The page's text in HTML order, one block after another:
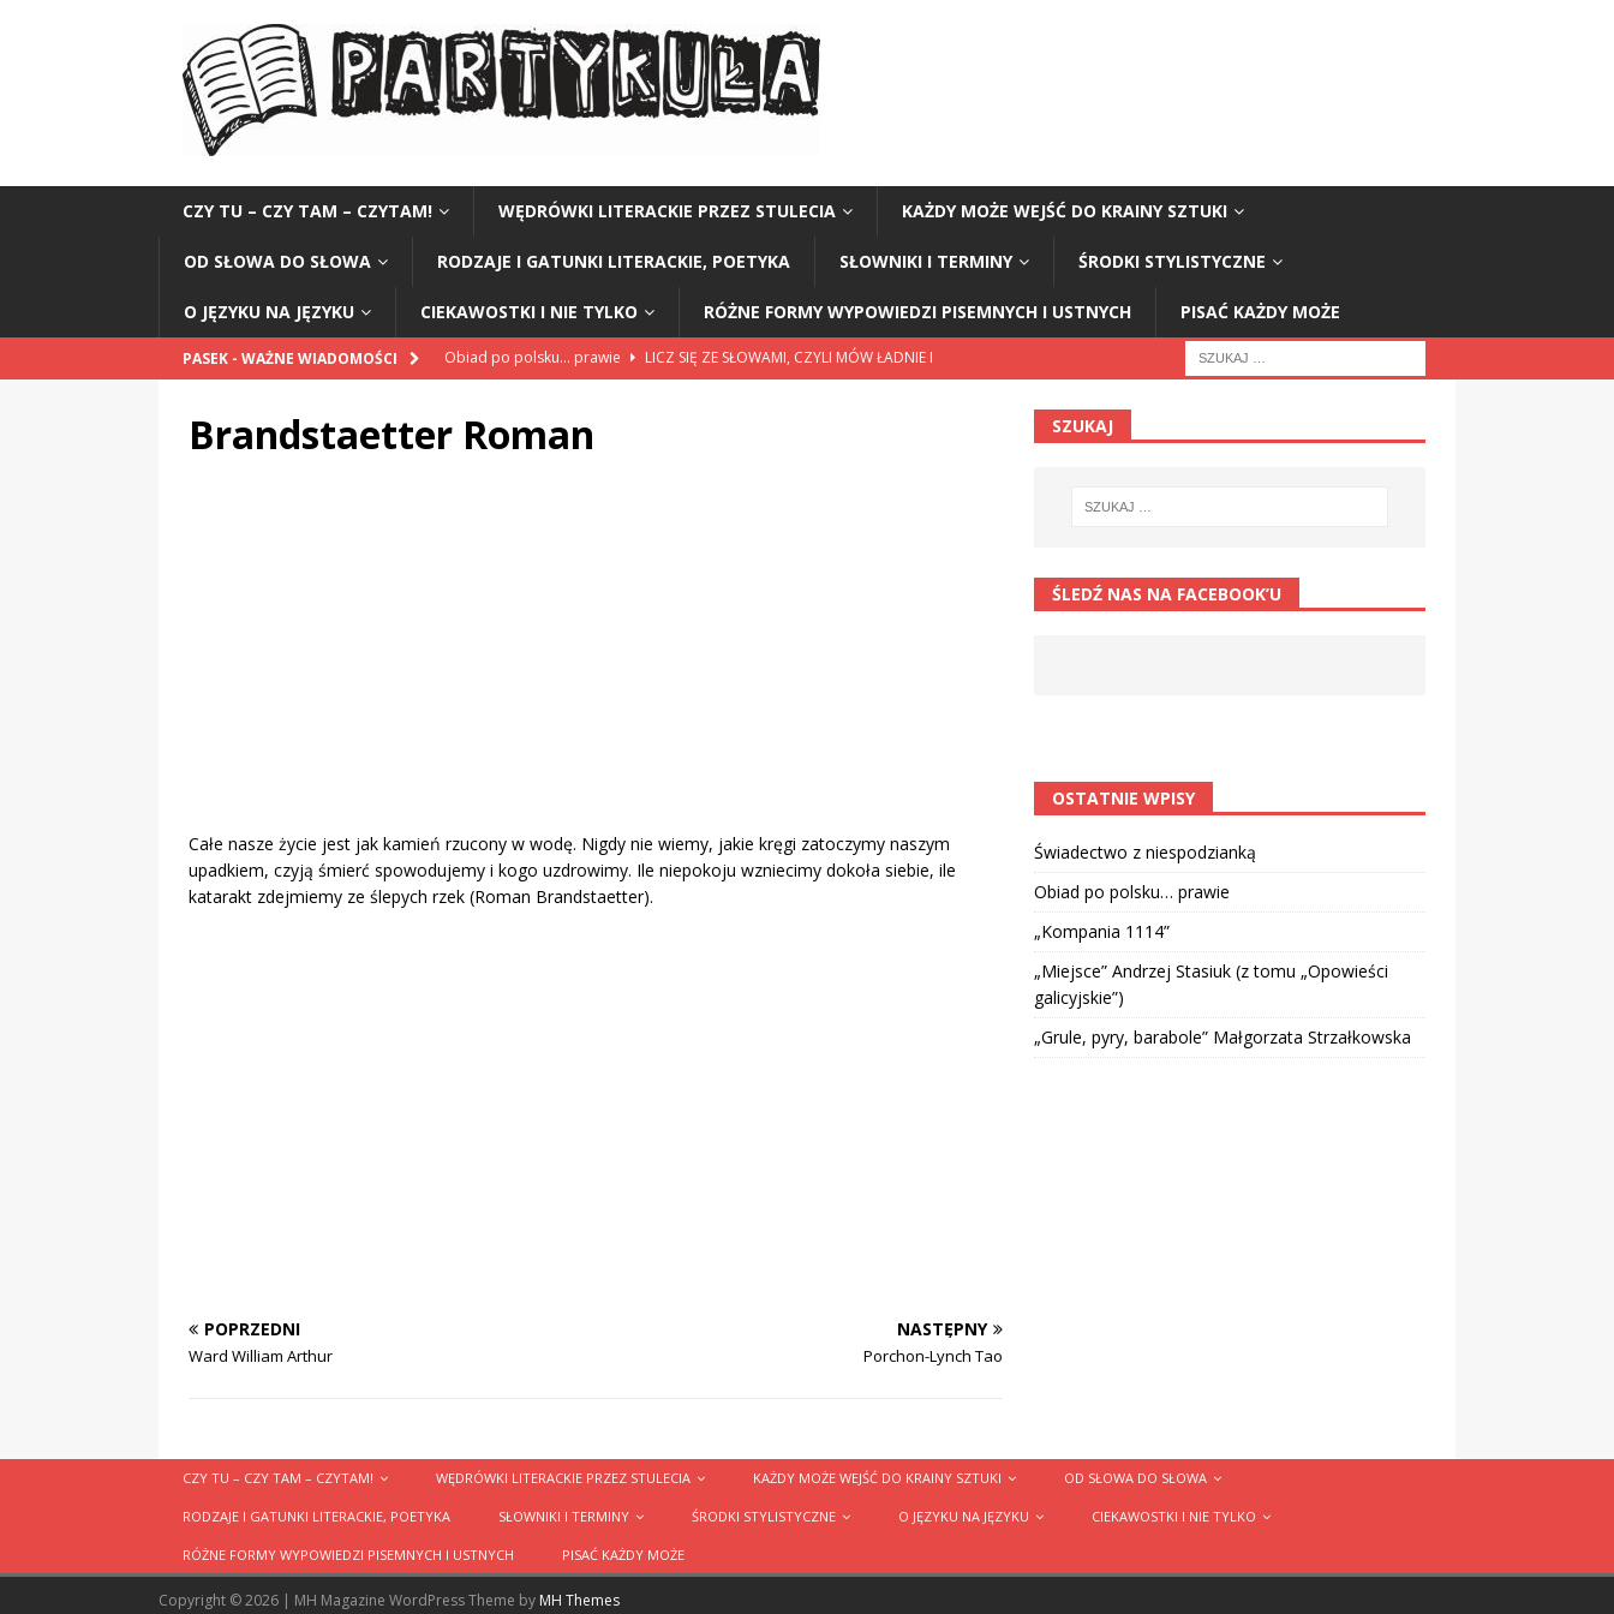
CZY TU – CZY TAM – CZYTAM! WĘDRÓWKI LITERACKIE PRZEZ STULECIA KAŻDY MOŻE WEJŚĆ DO KRAINY SZTUKI
OD SŁOWA DO SŁOWA RODZAJE I GATUNKI LITERACKIE, POETYKA SŁOWNIKI I TERMINY ŚRODKI STYLISTYCZNE
O JĘZYKU NA JĘZYKU CIEKAWOSTKI I NIE TYLKO RÓŻNE FORMY WYPOWIEDZI PISEMNYCH I USTNYCH PISAĆ KAŻDY MOŻE
PASEK - WAŻNE WIADOMOŚCI Obiad po polsku… prawie
LICZ SIĘ ZE SŁOWAMI, CZYLI MÓW ŁADNIE I
„Kompania 1114”
CZY TU - CZY TAM - CZYTAM!
Brandstaetter Roman
Całe nasze życie jest jak kamień rzucony w wodę. Nigdy nie wiemy, jakie kręgi zatoczymy naszym
upadkiem, czyją śmierć spowodujemy i kogo uzdrowimy. Ile niepokoju wzniecimy dokoła siebie, ile
katarakt zdejmiemy ze ślepych rzek (Roman Brandstaetter).
POPRZEDNI
Ward William Arthur
NASTĘPNY
Porchon-Lynch Tao
SZUKAJ
ŚLEDŹ NAS NA FACEBOOK’U
OSTATNIE WPISY
Świadectwo z niespodzianką
Obiad po polsku… prawie
„Kompania 1114”
„Miejsce” Andrzej Stasiuk (z tomu „Opowieści
galicyjskie”)
„Grule, pyry, barabole” Małgorzata Strzałkowska
CZY TU – CZY TAM – CZYTAM! WĘDRÓWKI LITERACKIE PRZEZ STULECIA KAŻDY MOŻE WEJŚĆ DO KRAINY SZTUKI OD SŁOWA DO SŁOWA
RODZAJE I GATUNKI LITERACKIE, POETYKA SŁOWNIKI I TERMINY ŚRODKI STYLISTYCZNE O JĘZYKU NA JĘZYKU CIEKAWOSTKI I NIE TYLKO
RÓŻNE FORMY WYPOWIEDZI PISEMNYCH I USTNYCH PISAĆ KAŻDY MOŻE
Copyright © 2026 | MH Magazine WordPress Theme by MH Themes